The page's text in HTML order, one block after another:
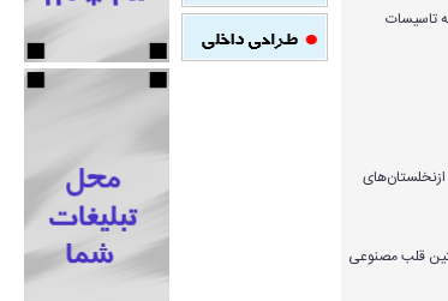
به تاسیسات
تن خرما ازنخلستان‌های
قلب مصنوعی